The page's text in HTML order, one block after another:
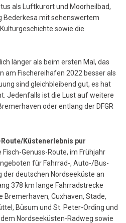
als Luftkurort und Moorheilbad,
Bederkesa mit sehenswertem
sowie die
länger als beim ersten Mal, das
am Fischereihafen 2022 besser als
sind gleichbleibend gut, es hat
Jedenfalls ist die Lust auf weitere
oder entlang der DFGR
Küstenerlebnis pur
Genuss-Route, im Frühjahr
für Fahrrad-, Auto-/Bus-
deutschen Nordseeküste an
378 km lange Fahrradstrecke
Bremerhaven, Cuxhaven, Stade,
Büsum und St. Peter-Ording und
Nordseeküsten-Radweg sowie